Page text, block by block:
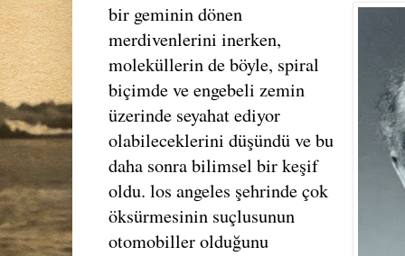
bir geminin dönen
merdivenlerini inerken,
moleküllerin de böyle, spiral
biçimde ve engebeli zemin
üzerinde seyahat ediyor
olabileceklerini düşündü ve bu
daha sonra bilimsel bir keşif
oldu. los angeles şehrinde çok
öksürmesinin suçlusunun
otomobiller olduğunu